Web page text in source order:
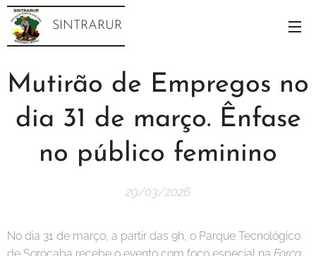
SINTRARUR
Mutirão de Empregos no
dia 31 de março. Ênfase
no público feminino
29/03/2026
No dia 31 de março, a partir das 9h, o Parque Tecnológico